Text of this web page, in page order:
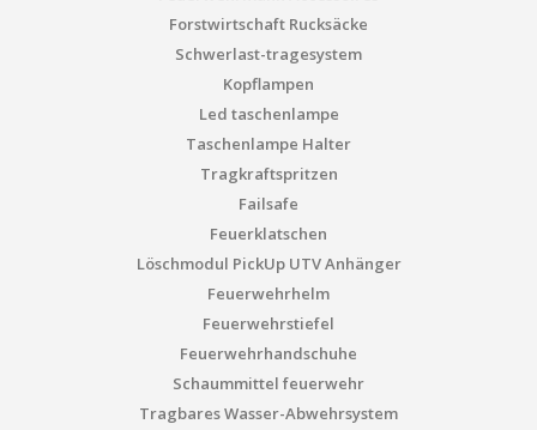
Forstwirtschaft Rucksäcke
Schwerlast-tragesystem
Kopflampen
Led taschenlampe
Taschenlampe Halter
Tragkraftspritzen
Failsafe
Feuerklatschen
Löschmodul PickUp UTV Anhänger
Feuerwehrhelm
Feuerwehrstiefel
Feuerwehrhandschuhe
Schaummittel feuerwehr
Tragbares Wasser-Abwehrsystem